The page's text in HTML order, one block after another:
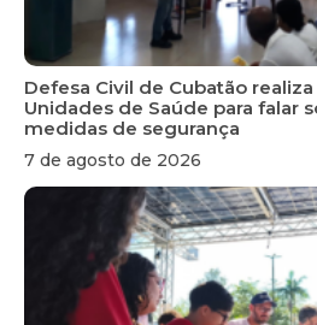
Defesa Civil de Cubatão
Unidades de Saúde para falar
medidas de segurança
7 de agosto de 2026